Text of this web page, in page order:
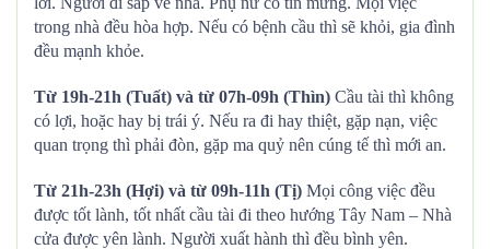
trong nhà đều hòa hợp. Nếu có bệnh cầu thì sẽ khỏi, gia đình
đều mạnh khỏe.
Từ 19h-21h (Tuất) và từ 07h-09h (Thìn) Cầu tài thì không
có lợi, hoặc hay bị trái ý. Nếu ra đi hay thiệt, gặp nạn, việc
quan trọng thì phải đòn, gặp ma quỷ nên cúng tế thì mới an.
Từ 21h-23h (Hợi) và từ 09h-11h (Tị) Mọi công việc đều
được tốt lành, tốt nhất cầu tài đi theo hướng Tây Nam – Nhà
cửa được yên lành. Người xuất hành thì đều bình yên.